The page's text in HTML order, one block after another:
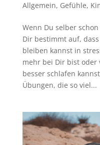
Allgemein, Gefühle,
Wenn Du selber
Dir bestimmt auf,
bleiben kannst in
mehr bei Dir bist oder
besser schlafen
Übungen, die so viel...